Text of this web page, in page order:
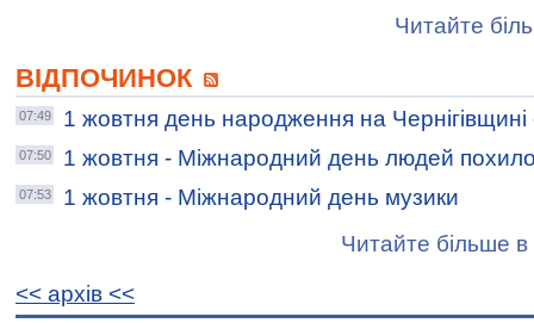
Читайте
ВІДПОЧИНОК
07:49 1 жовтня день народження на Чернігівщині
07:50 1 жовтня - Міжнародний день людей
07:53
1 жовтня - Міжнародний день музики
Читайте більше в
<< архiв <<